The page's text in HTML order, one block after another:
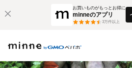
お買いものがもっとお得に
minneのアプリ
3万件以上